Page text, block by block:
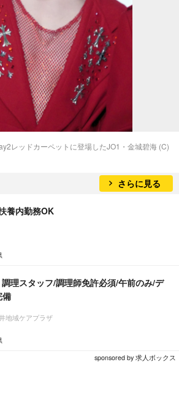
レッドカーペットに登場したJO1・金城碧海 (C)
さらに見る
養内勤務OK
調理スタッフ/調理師免許必須/午前のみ/デ
備
地域ケアプラザ
sponsored by 求人ボックス